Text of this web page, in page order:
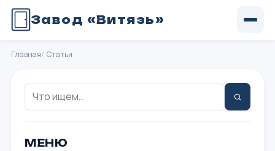
Завод «Витязь»
Главная Статьи
Поиск:
Найти
МЕНЮ